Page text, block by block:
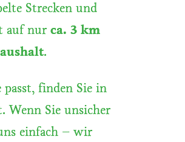
Strecken und
auf nur ca. 3 km
.
finden Sie in
Wenn Sie unsicher
einfach – wir